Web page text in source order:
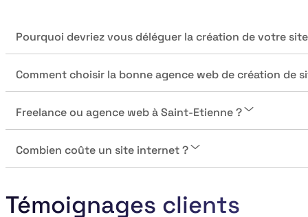
Pourquoi devriez vous déléguer la création de votre
Comment choisir la bonne agence web de création de
Freelance ou agence web à Saint-Etienne ?
Combien coûte un site internet ?
Témoignages clients